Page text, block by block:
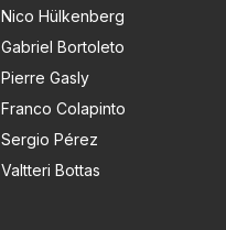
Nico Hülkenberg
Gabriel Bortoleto
Pierre Gasly
Franco Colapinto
Sergio Pérez
Valtteri Bottas